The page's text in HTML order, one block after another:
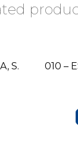
S.
010 –